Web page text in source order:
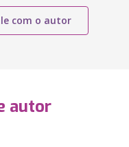
com o autor
autor